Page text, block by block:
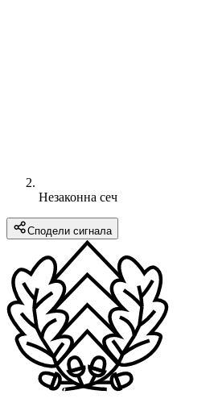
Незаконна сеч
Сподели сигнала